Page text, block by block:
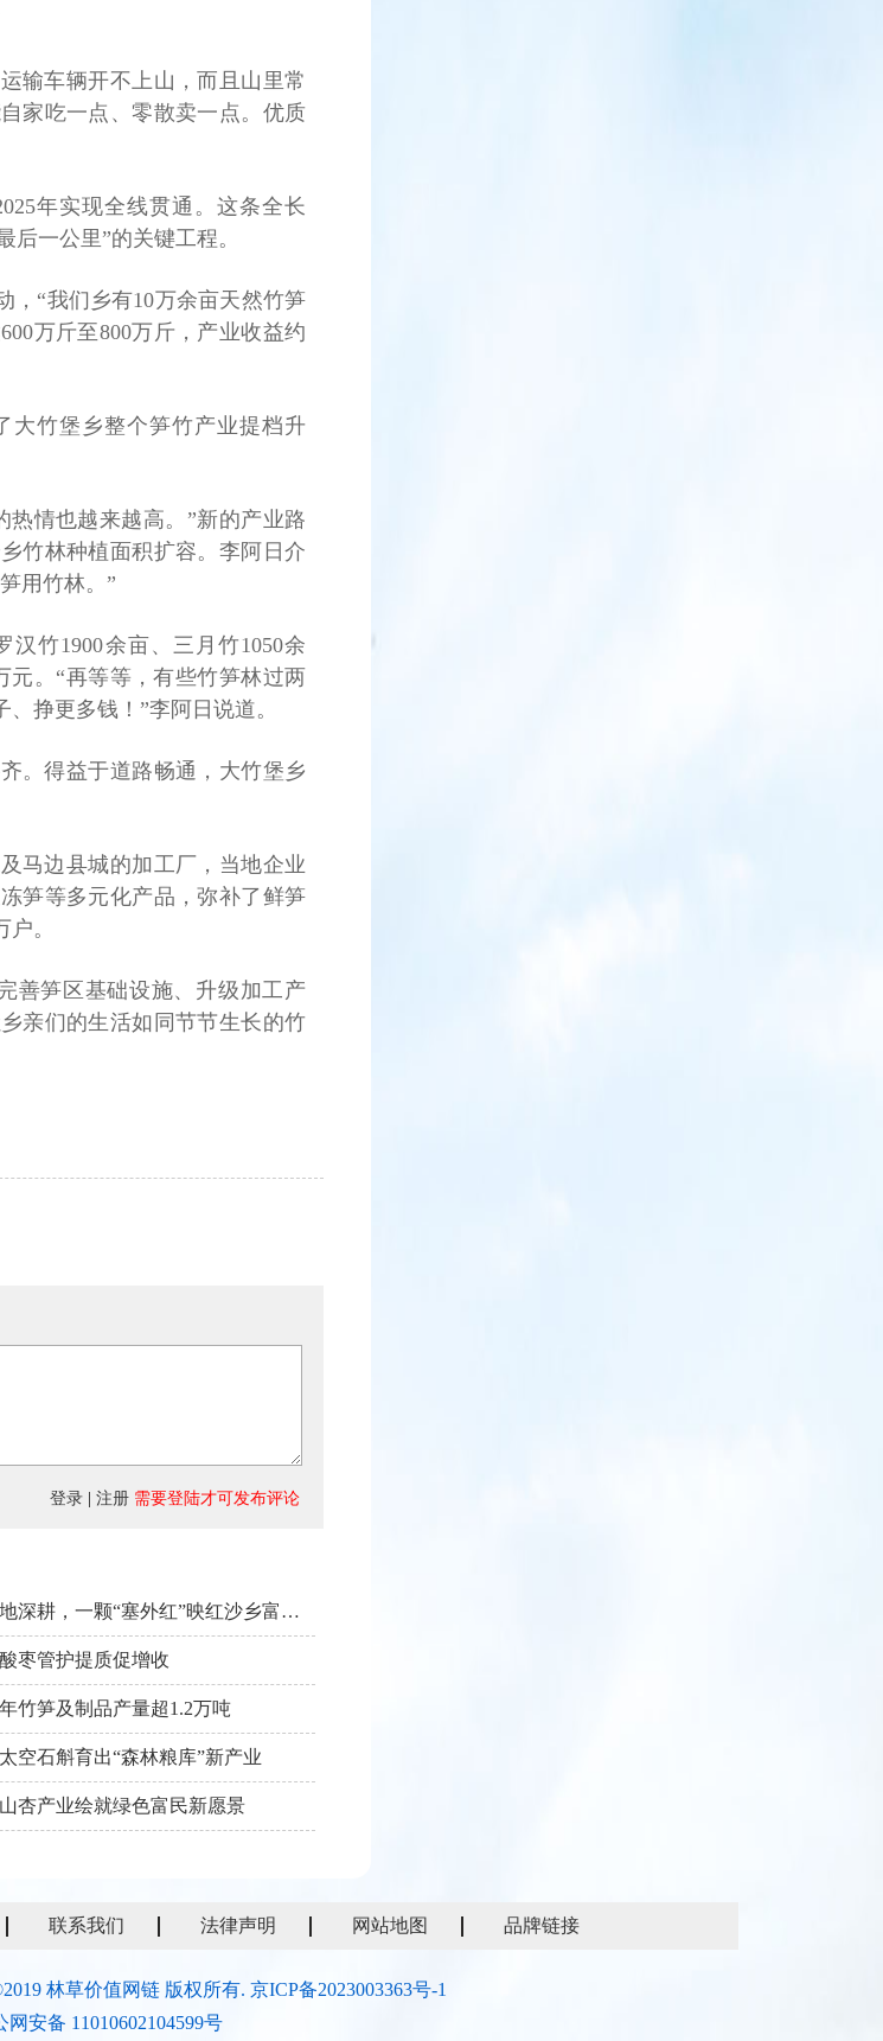
输车辆开不上山，而且山里常
家吃一点、零散卖一点。优质
年实现全线贯通。这条全长
后一公里”的关键工程。
，“我们乡有10万余亩天然竹笋
万斤至800万斤，产业收益约
大竹堡乡整个笋竹产业提档升
情也越来越高。”新的产业路
竹林种植面积扩容。李阿日介
用竹林。”
竹1900余亩、三月竹1050余
元。“再等等，有些竹笋林过两
挣更多钱！”李阿日说道。
。得益于道路畅通，大竹堡乡
马边县城的加工厂，当地企业
笋等多元化产品，弥补了鲜笋
。
善笋区基础设施、升级加工产
亲们的生活如同节节生长的竹
登录 注册 需要登陆才可发布评论
三十载寒地深耕，一颗“塞外红”映红沙乡富民路
枣管护提质促增收
竹笋及制品产量超1.2万吨
空石斛育出“森林粮库”新产业
杏产业绘就绿色富民新愿景
联系我们 法律声明 网站地图 品牌链接
林草价值网链 版权所有. 京ICP备2023003363号-1
网安备 11010602104599号